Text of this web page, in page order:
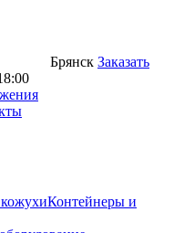
Брянск Заказать
Контейнеры и